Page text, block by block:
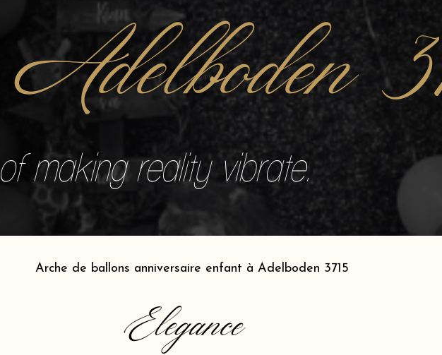
Adelboden
of making reality vibrate.
Arche de ballons anniversaire enfant à Adelboden 3715
Elegance